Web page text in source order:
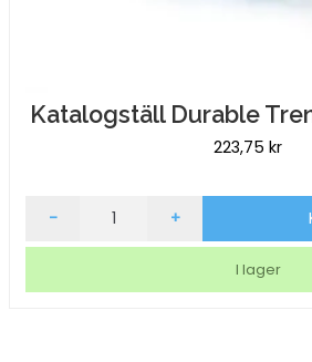
Katalogställ Durable
223,75 kr
Katalogställ
- +
I lager